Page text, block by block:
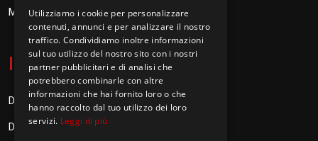
Messaggi don Orione
nformazioni
Donazioni
Diventa Orionino
Utilizziamo i cookie per personalizzare
contenuti, annunci e per analizzare il nostro
traffico. Condividiamo inoltre informazioni
sul tuo utilizzo del nostro sito con i nostri
partner pubblicitari e di analisi che
potrebbero combinarle con altre
informazioni che hai fornito loro o che
hanno raccolto dal tuo utilizzo dei loro
servizi. Leggi di più